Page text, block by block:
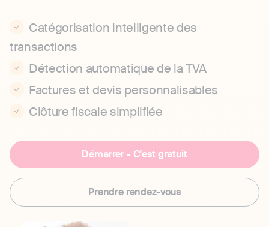
Catégorisation intelligente des
transactions
Détection automatique de la TVA
Factures et devis personnalisables
Clôture fiscale simplifiée
Démarrer - C'est gratuit
Prendre rendez-vous